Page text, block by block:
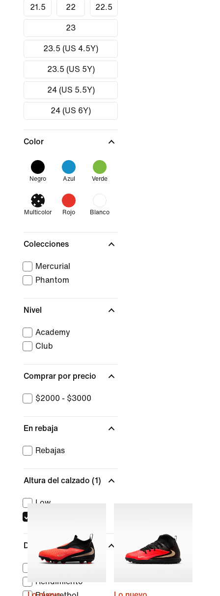
21.5 22 22.5
23
23.5 (US 4.5Y)
23.5 (US 5Y)
24 (US 5.5Y)
24 (US 6Y)
Color
Negro Azul Verde
Multicolor Rojo Blanco
Colecciones
Mercurial
Phantom
Nivel
Academy
Club
Comprar por precio
$2000 - $3000
En rebaja
Rebajas
Altura del calzado (1)
Low
Deportes(1)
Rendimiento